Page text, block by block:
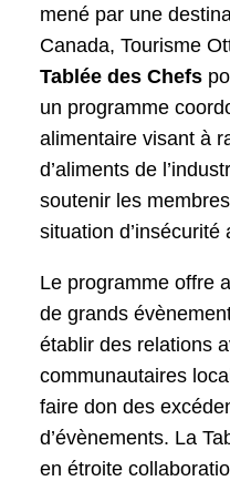
mené par une
Canada, Tourisme
Tablée des Chefs
un programme
alimentaire visant à
d’aliments de
soutenir les
situation d’insécurité
Le programme offre
de grands
établir des relations
communautaires
faire don des
d’évènements. La
en étroite